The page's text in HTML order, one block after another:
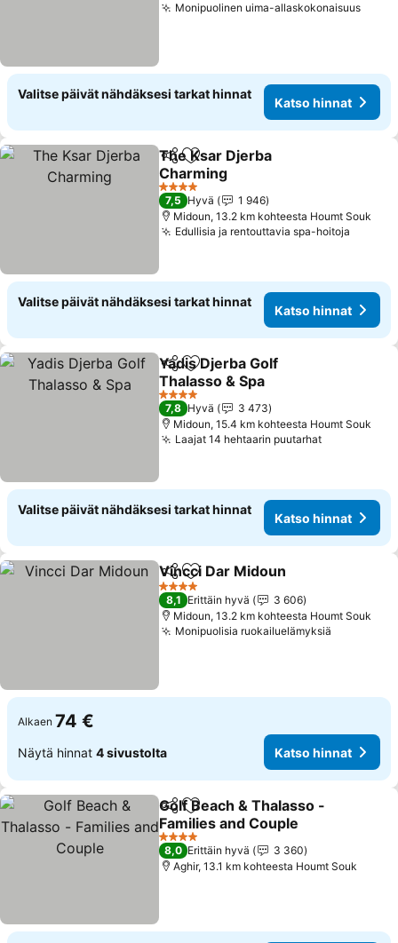
Monipuolinen uima-allaskokonaisuus
Valitse päivät nähdäksesi tarkat hinnat
Katso hinnat
Jaa Lisää suosikkeihin
The Ksar Djerba
Charming
4 Tähtiluokitus
7,5 Hyvä
1 946
Midoun, 13.2 km kohteesta Houmt Souk
Edullisia ja rentouttavia spa-hoitoja
Valitse päivät nähdäksesi tarkat hinnat
Katso hinnat
Jaa Lisää suosikkeihin
Yadis Djerba Golf
Thalasso & Spa
4 Tähtiluokitus
7,8 Hyvä
3 473
Midoun, 15.4 km kohteesta Houmt Souk
Laajat 14 hehtaarin puutarhat
Valitse päivät nähdäksesi tarkat hinnat
Katso hinnat
Jaa Lisää suosikkeihin
Vincci Dar Midoun
4 Tähtiluokitus
8,1 Erittäin hyvä
3 606
Midoun, 13.2 km kohteesta Houmt Souk
Monipuolisia ruokailuelämyksiä
Alkaen 74 €
Näytä hinnat 4 sivustolta Katso hinnat
Jaa Lisää suosikkeihin
Golf Beach & Thalasso -
Families and Couple
4 Tähtiluokitus
8,0 Erittäin hyvä
3 360
Aghir, 13.1 km kohteesta Houmt Souk